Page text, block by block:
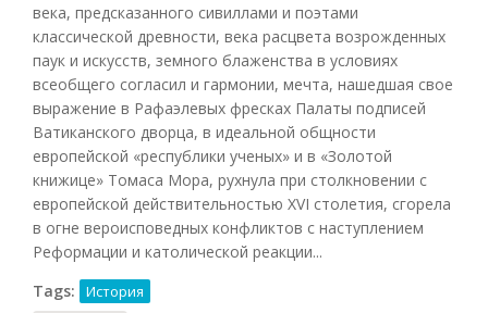
века, предсказанного сивиллами и поэтами
классической древности, века расцвета возрожденных
паук и искусств, земного блаженства в условиях
всеобщего согласил и гармонии, мечта, нашедшая свое
выражение в Рафаэлевых фресках Палаты подписей
Ватиканского дворца, в идеальной общности
европейской «республики ученых» и в «Золотой
книжице» Томаса Мора, рухнула при столкновении с
европейской действительностью XVI столетия, сгорела
в огне вероисповедных конфликтов с наступлением
Реформации и католической реакции...
Tags:
История